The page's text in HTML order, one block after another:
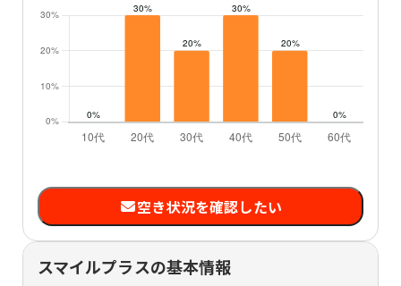
空き状況を確認したい
スマイルプラスの基本情報